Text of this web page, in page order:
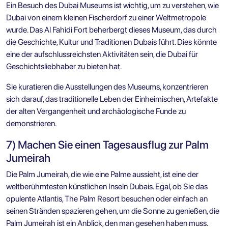
Ein Besuch des Dubai Museums ist wichtig, um zu verstehen, wie
Dubai von einem kleinen Fischerdorf zu einer Weltmetropole
wurde. Das Al Fahidi Fort beherbergt dieses Museum, das durch
die Geschichte, Kultur und Traditionen Dubais führt. Dies könnte
eine der aufschlussreichsten Aktivitäten sein, die Dubai für
Geschichtsliebhaber zu bieten hat.
Sie kuratieren die Ausstellungen des Museums, konzentrieren
sich darauf, das traditionelle Leben der Einheimischen, Artefakte
der alten Vergangenheit und archäologische Funde zu
demonstrieren.
7) Machen Sie einen Tagesausflug zur Palm
Jumeirah
Die Palm Jumeirah, die wie eine Palme aussieht, ist eine der
weltberühmtesten künstlichen Inseln Dubais. Egal, ob Sie das
opulente Atlantis, The Palm Resort besuchen oder einfach an
seinen Stränden spazieren gehen, um die Sonne zu genießen, die
Palm Jumeirah ist ein Anblick, den man gesehen haben muss.